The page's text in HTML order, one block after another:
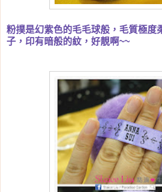
粉撲是幻紫色的毛毛球般，毛質極度
子，印有暗般的紋，好靚啊~~